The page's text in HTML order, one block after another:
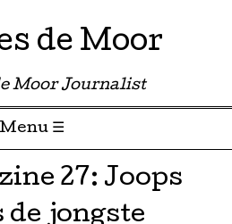
de Moor
Moor Journalist
Menu ☰
27: Joops
de jongste